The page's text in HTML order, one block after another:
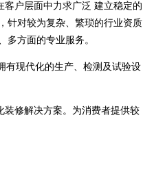
户层面中力求广泛 建立稳定的
针对较为复杂、繁琐的行业资质
方面的专业服务。
有现代化的生产、检测及试验设
装修解决方案。为消费者提供较